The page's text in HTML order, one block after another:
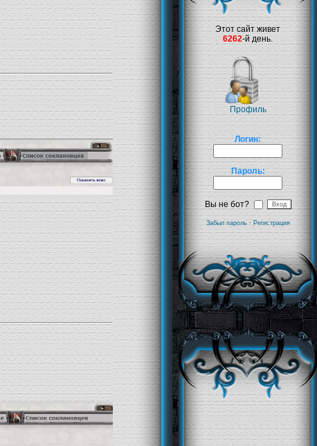
Этот сайт живет
6262-й день.
Профиль
Логин:
Пароль:
Вы не бот?
Забыл пароль· Регистрация